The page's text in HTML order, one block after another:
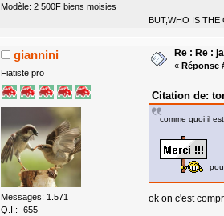
Modèle: 2 500F biens moisies
BUT,WHO IS THE
giannini
Fiatiste pro
Messages: 1.571
Q.I.: -655
Re : Re :
« Réponse
Citation de:
comme quoi il
ok on c'est